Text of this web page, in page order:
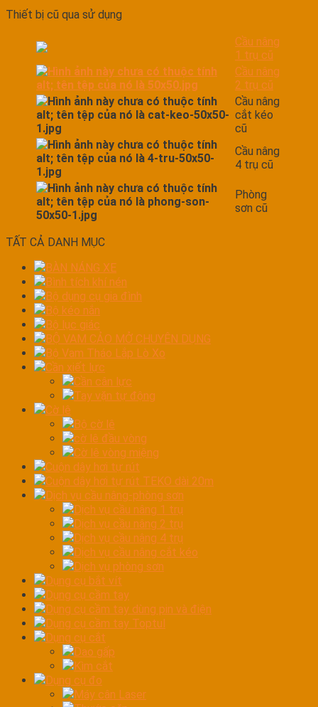
Thiết bị cũ qua sử dụng
Cầu nâng
1 trụ cũ
Cầu nâng
2 trụ cũ
Cầu nâng
cắt kéo
cũ
Cầu nâng
4 trụ cũ
Phòng
sơn cũ
TẤT CẢ DANH MỤC
BÀN NÁNG XE
Bình tích khí nén
Bộ dụng cụ gia đình
Bộ kéo nắn
Bộ lục giác
BỘ VAM CẢO MỞ CHUYÊN DỤNG
Bộ Vam Tháo Lắp Lò Xo
Cần xiết lực
Cần cân lực
Tay vặn tự động
Cờ lê
Bộ cờ lê
cờ lê đầu vòng
Cờ lê vòng miệng
Cuộn dây hơi tự rút
Cuộn dây hơi tự rút TEKO dài 20m
Dịch vụ cầu nâng-phòng sơn
Dịch vụ cầu nâng 1 trụ
Dịch vụ cầu nâng 2 trụ
Dịch vụ cầu nâng 4 trụ
Dịch vụ cầu nâng cắt kéo
Dịch vụ phòng sơn
Dụng cụ bắt vít
Dụng cụ cầm tay
Dụng cụ cầm tay dùng pin và điện
Dụng cụ cầm tay Toptul
Dụng cụ cắt
Dao gấp
Kìm cắt
Dụng cụ đo
Máy cân Laser